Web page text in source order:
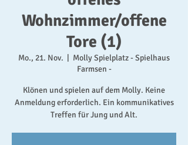
Wohnzimmer/offene
Tore (1)
Mo., 21. Nov.
Molly Spielplatz - Spielhaus
Farmsen -
Klönen und spielen auf dem Molly. Keine
Anmeldung erforderlich. Ein kommunikatives
Treffen für Jung und Alt.